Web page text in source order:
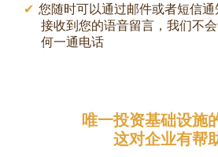
您随时可以通过邮件或者短信通
接收到您的语音留言，我们不
何一通电话
唯一投资基础设施
这对企业有帮